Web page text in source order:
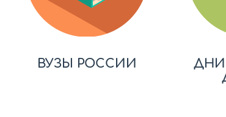
ВУЗЫ РОССИИ
ДНИ